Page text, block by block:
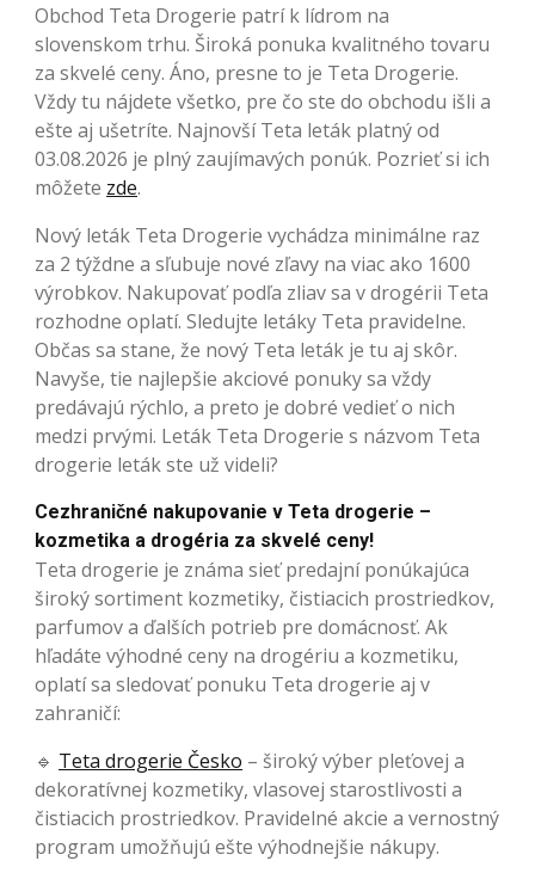
Obchod Teta Drogerie patrí k lídrom na
slovenskom trhu. Široká ponuka kvalitného tovaru
za skvelé ceny. Áno, presne to je Teta Drogerie.
Vždy tu nájdete všetko, pre čo ste do obchodu išli a
ešte aj ušetríte. Najnovší Teta leták platný od
03.08.2026 je plný zaujímavých ponúk. Pozrieť si ich
môžete zde.
Nový leták Teta Drogerie vychádza minimálne raz
za 2 týždne a sľubuje nové zľavy na viac ako 1600
výrobkov. Nakupovať podľa zliav sa v drogérii Teta
rozhodne oplatí. Sledujte letáky Teta pravidelne.
Občas sa stane, že nový Teta leták je tu aj skôr.
Navyše, tie najlepšie akciové ponuky sa vždy
predávajú rýchlo, a preto je dobré vedieť o nich
medzi prvými. Leták Teta Drogerie s názvom Teta
drogerie leták ste už videli?
Cezhraničné nakupovanie v Teta drogerie –
kozmetika a drogéria za skvelé ceny!
Teta drogerie je známa sieť predajní ponúkajúca
široký sortiment kozmetiky, čistiacich prostriedkov,
parfumov a ďalších potrieb pre domácnosť. Ak
hľadáte výhodné ceny na drogériu a kozmetiku,
oplatí sa sledovať ponuku Teta drogerie aj v
zahraničí:
🔹 Teta drogerie Česko – široký výber pleťovej a
dekoratívnej kozmetiky, vlasovej starostlivosti a
čistiacich prostriedkov. Pravidelné akcie a vernostný
program umožňujú ešte výhodnejšie nákupy.